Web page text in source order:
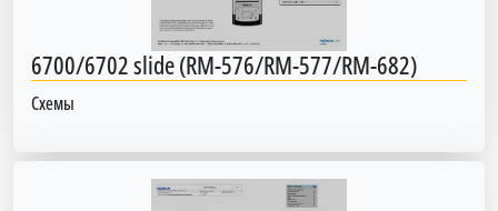
6700/6702 slide (RM-576/RM-577/RM-682)
Схемы